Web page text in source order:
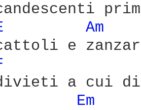
Am
e
a cui
Em